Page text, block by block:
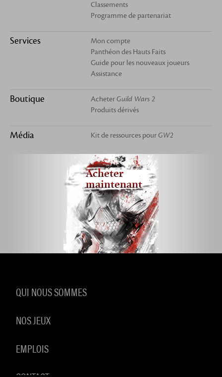
Classements
Programme de partenariat
Services
Mon compte
Panthéon des Hauts Faits
Guide pour les nouveaux joueurs
Assistance
Boutique AcheterGuild Wars 2
Produits dérivés
Média Kit de ressources pourGW2
Acheter
maintenant
QUI NOUS SOMMES
NOS JEUX
EMPLOIS